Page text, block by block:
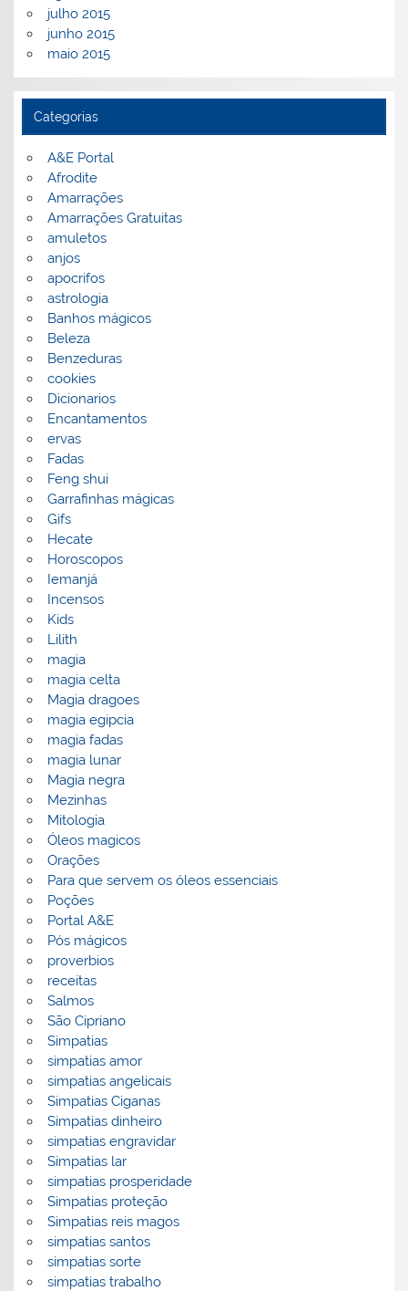
julho 2015
junho 2015
maio 2015
Categorias
A&E Portal
Afrodite
Amarrações
Amarrações Gratuitas
amuletos
anjos
apocrifos
astrologia
Banhos mágicos
Beleza
Benzeduras
cookies
Dicionarios
Encantamentos
ervas
Fadas
Feng shui
Garrafinhas mágicas
Gifs
Hecate
Horoscopos
Iemanjá
Incensos
Kids
Lilith
magia
magia celta
Magia dragoes
magia egipcia
magia fadas
magia lunar
Magia negra
Mezinhas
Mitologia
Óleos magicos
Orações
Para que servem os óleos essenciais
Poções
Portal A&E
Pós mágicos
proverbios
receitas
Salmos
São Cipriano
Simpatias
simpatias amor
simpatias angelicais
Simpatias Ciganas
Simpatias dinheiro
simpatias engravidar
Simpatias lar
simpatias prosperidade
Simpatias proteção
Simpatias reis magos
simpatias santos
simpatias sorte
simpatias trabalho